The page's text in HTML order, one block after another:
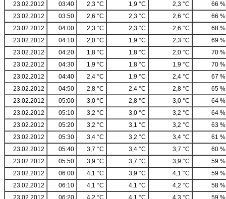
23.02.2012
03:40 2,3 °C 1,9 °C 2,3 °C
66 %
23.02.2012
03:50 2,6 °C 2,3 °C 2,6 °C
66 %
23.02.2012
04:00 2,3 °C 2,3 °C 2,6 °C
68 %
23.02.2012
04:10 2,0 °C 1,9 °C 2,3 °C
69 %
23.02.2012
04:20 1,8 °C 1,8 °C 2,0 °C
70 %
23.02.2012
04:30 1,9 °C 1,8 °C 1,9 °C
70 %
23.02.2012
04:40 2,4 °C 1,9 °C 2,4 °C
67 %
23.02.2012
04:50 2,8 °C 2,4 °C 2,8 °C
65 %
23.02.2012
05:00 3,0 °C 2,8 °C 3,0 °C
64 %
23.02.2012
05:10 3,2 °C 3,0 °C 3,2 °C
64 %
23.02.2012
05:20 3,2 °C 3,1 °C 3,2 °C
63 %
23.02.2012
05:30 3,4 °C 3,2 °C 3,4 °C
61 %
23.02.2012
05:40 3,7 °C 3,4 °C 3,7 °C
60 %
23.02.2012
05:50 3,9 °C 3,7 °C 3,9 °C
59 %
23.02.2012
06:00 4,1 °C 3,9 °C 4,1 °C
59 %
23.02.2012
06:10 4,1 °C 4,1 °C 4,2 °C
58 %
23.02.2012
06:20 4,2 °C 4,1 °C 4,3 °C
59 %